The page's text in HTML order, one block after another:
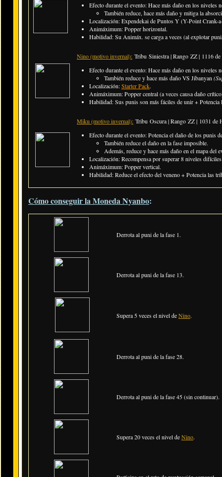
Efecto durante el evento: Hace más daño en los niveles
También reduce, hace más daño y mitiga la
Localización: Expendekai de Puntos Y (Y-Point Crank-
Animáximum: Popper horizontal.
Habilidad: Su Animáx. se carga a veces (al explotar
Nino (motivo invernal): Tribu Siniestra | Rango ZZ | 1116
Efecto durante el evento: Hace más daño en los niveles
También reduce y hace más daño VS Jibanyan
Localización:Starter Pack.
Animáximum: Popper central (a veces causa daño
Habilidad: Sus punis son más fáciles de unir +
Miku (motivo invernal): Tribu Oscura | Rango ZZ | 1031 de
Efecto durante el evento: Potencia el daño de los punis
También reduce el daño en la fase imposible.
Además, reduce y hace más daño en el mapa del
Localización: Recompensa por superar 8 niveles
Animáximum: Popper vertical.
Habilidad: Reduce el efecto del veneno + Potencia las
Cómo conseguir la Moneda Nyanbo:
Derrota al puni de la fase 1.
Derrota al puni de la fase 13.
Supera 5 veces el nivel deNino.
Derrota al puni de la fase 28.
Derrota al puni de la fase 45 (sin continuar).
Supera 20 veces el nivel deNino.